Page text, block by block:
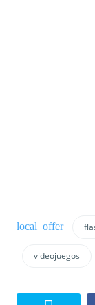
videojuegos